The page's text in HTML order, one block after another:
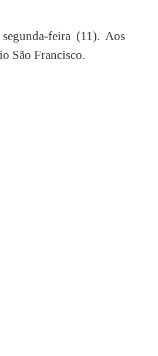
feira (11). Aos
São Francisco.